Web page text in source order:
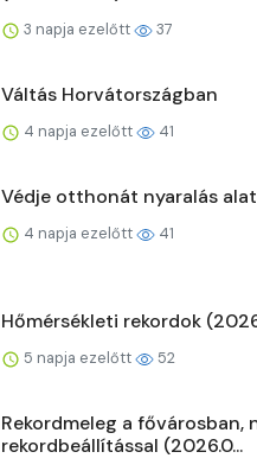
3 napja ezelőtt 37
Váltás Horvátországban
4 napja ezelőtt 41
Védje otthonát nyaralás
4 napja ezelőtt 41
Hőmérsékleti rekordok
5 napja ezelőtt 52
Rekordmeleg a fővárosban,
rekordbeállítással (2026.0...